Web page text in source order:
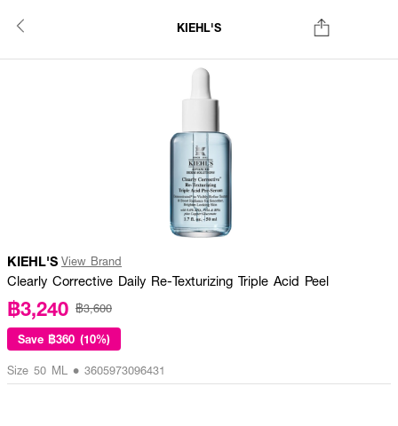
KIEHL'S
KIEHL'S View Brand
Clearly Corrective Daily Re-Texturizing Triple Acid Peel
฿3,240 ฿3,600
Save ฿360 (10%)
Size 50 ML • 3605973096431